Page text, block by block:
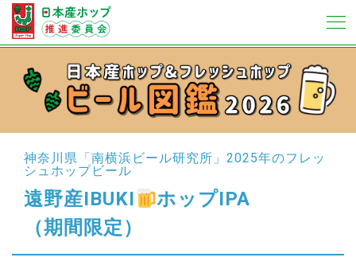
神奈川県「南横浜ビール研究所」 2025年のフレッ
シュホップビール
遠野産IBUKI
ホップIPA
（期間限定）